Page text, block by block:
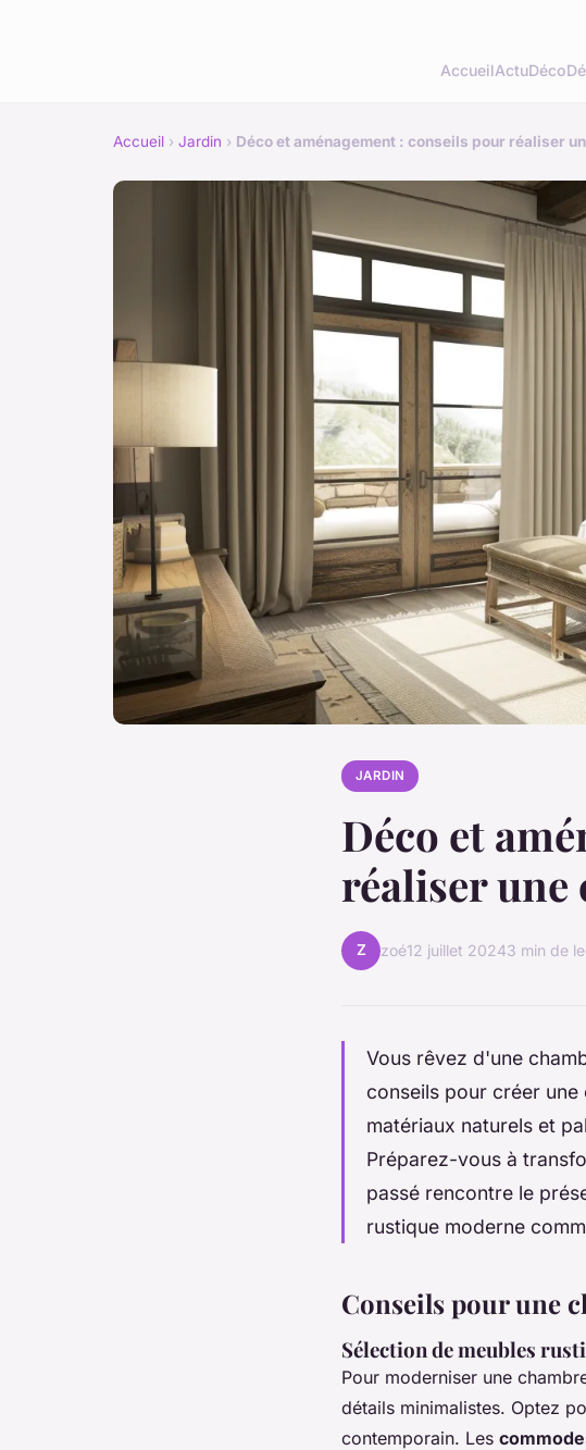
AccueilActuDéco
Accueil › Jardin › Déco et aménagement : conseils pour réaliser
JARDIN
Déco et
réaliser une
Z zoé12 juillet 20243 min de
Vous rêvez d'une
conseils pour créer
matériaux naturels et
Préparez-vous à
passé rencontre le
rustique moderne
Conseils pour une
Sélection de meubles
Pour moderniser une
détails minimalistes. Optez
contemporain. Les